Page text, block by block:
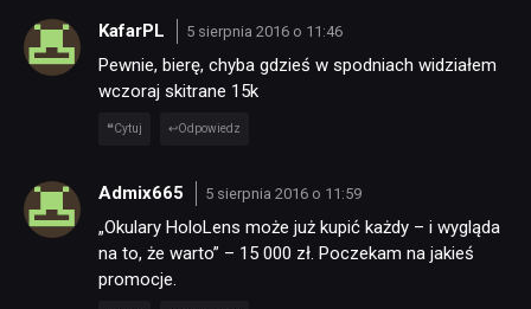
JUŻ GRALIŚMY
SKLEP
KafarPL 5 sierpnia 2016 o 11:46
Pewnie, bierę, chyba gdzieś w spodniach widziałem
wczoraj skitrane 15k
Cytuj Odpowiedz
Admix665 5 sierpnia 2016 o 11:59
„Okulary HoloLens może już kupić każdy – i wygląda
na to, że warto” – 15 000 zł. Poczekam na jakieś
promocje.